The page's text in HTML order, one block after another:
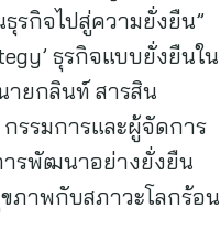
รกิจไปสู่ความยั่งยืน”
ธุรกิจแบบยั่งยืนใน
ายกลินท์ สารสิน
รรมการและผู้จัดการ
ารพัฒนาอย่างยั่งยืน
ภาพกับสภาวะโลกร้อน